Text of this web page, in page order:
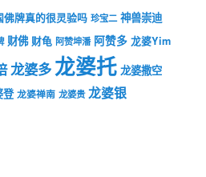
佛牌真的很灵验吗 珍宝二 神兽崇迪
财佛 财龟 阿赞坤潘 阿赞多 龙婆Yim
龙婆多龙婆托 龙婆撒空
登 龙婆禅南 龙婆贵 龙婆银